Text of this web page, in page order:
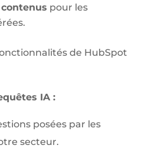
pour les
de HubSpot
IA :
posées par les
secteur.